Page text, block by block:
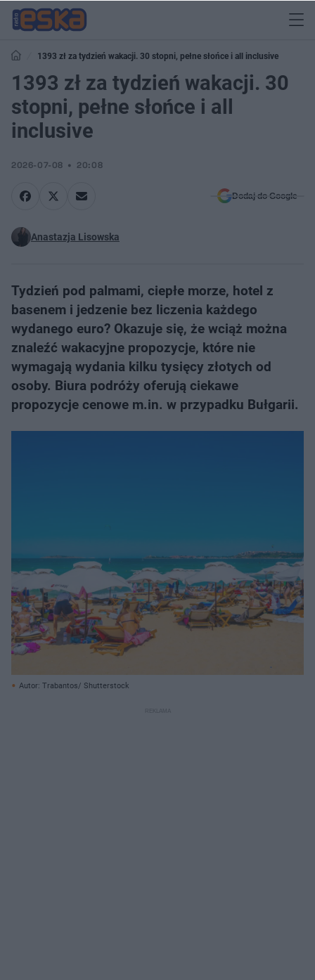
1393 zł za tydzień wakacji. 30 stopni, pełne słońce i all inclusive
1393 zł za tydzień wakacji. 30
stopni, pełne słońce i all
inclusive
2026-07-08 20:08
Dodaj do Google
Anastazja Lisowska
Tydzień pod palmami, ciepłe morze, hotel z
basenem i jedzenie bez liczenia każdego
wydanego euro? Okazuje się, że wciąż można
znaleźć wakacyjne propozycje, które nie
wymagają wydania kilku tysięcy złotych od
osoby. Biura podróży oferują ciekawe
propozycje cenowe m.in. w przypadku Bułgarii.
Autor: Trabantos/ Shutterstock